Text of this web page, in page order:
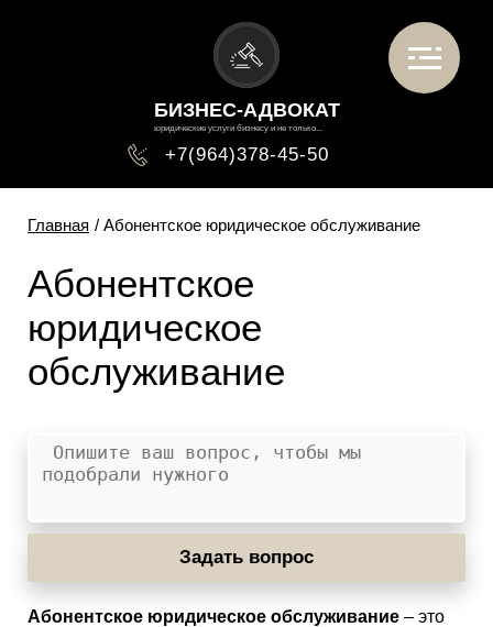
БИЗНЕС-АДВОКАТ
юридические услуги бизнесу и не только...
+7(964)378-45-50
Главная / Абонентское юридическое обслуживание
Абонентское
юридическое
обслуживание
Задать вопрос
Абонентское юридическое обслуживание – это